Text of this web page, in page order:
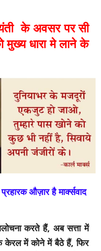
के अवसर पर सी
मुख्य धारा मे लाने के
औज़ार है मार्क्सवाद
करते हैं, अब सत्ता में
केरल में कोने में बैठे हैं, फिर